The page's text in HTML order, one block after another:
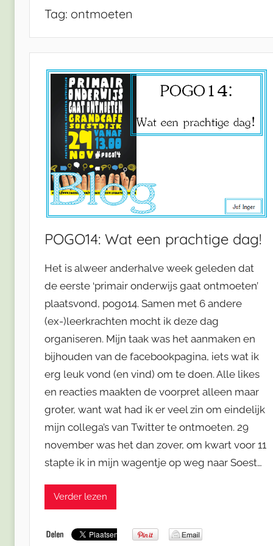
Tag: ontmoeten
POGO14: Wat een prachtige dag!
Het is alweer anderhalve week geleden dat
de eerste ‘primair onderwijs gaat ontmoeten’
plaatsvond, pogo14. Samen met 6 andere
(ex-)leerkrachten mocht ik deze dag
organiseren. Mijn taak was het aanmaken en
bijhouden van de facebookpagina, iets wat ik
erg leuk vond (en vind) om te doen. Alle likes
en reacties maakten de voorpret alleen maar
groter, want wat had ik er veel zin om eindelijk
mijn collega’s van Twitter te ontmoeten. 29
november was het dan zover, om kwart voor 11
stapte ik in mijn wagentje op weg naar Soest…
Verder lezen